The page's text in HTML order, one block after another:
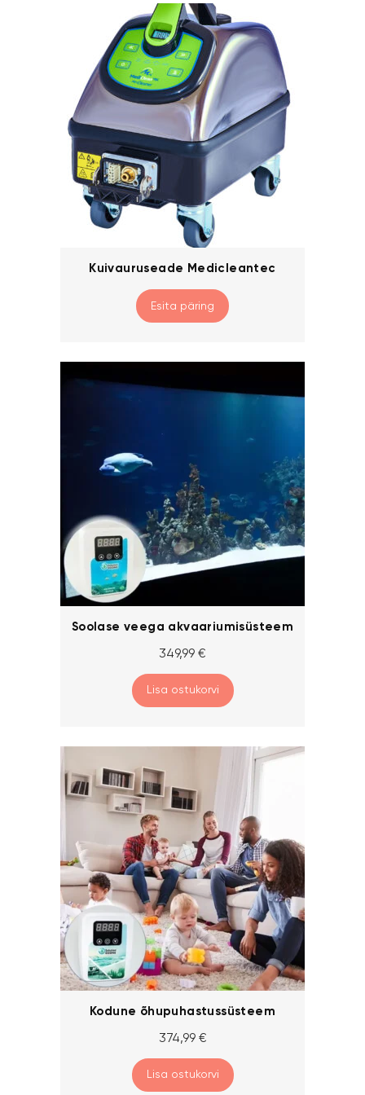
Kuivauruseade Medicleantec
Esita päring
Soolase veega akvaariumisüsteem
349,99 €
Lisa ostukorvi
Kodune õhupuhastussüsteem
374,99 €
Lisa ostukorvi